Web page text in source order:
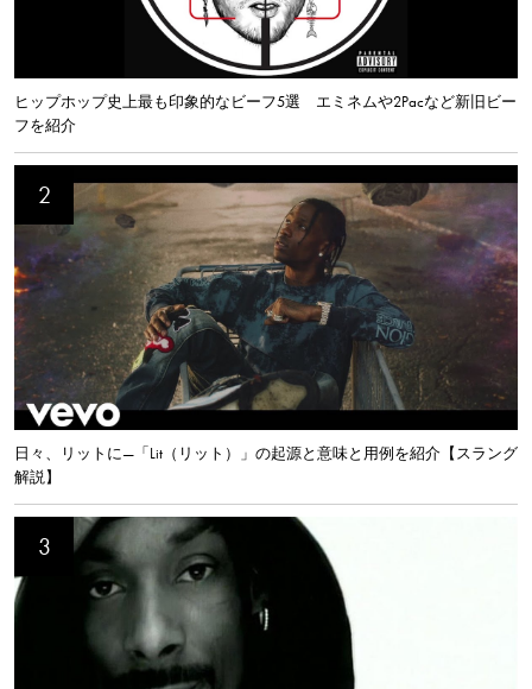
ヒップホップ史上最も印象的なビーフ5選 エミネムや2Pacなど新旧ビー
フを紹介
日々、リットに—「Lit（リット）」の起源と意味と用例を紹介【スラング
解説】